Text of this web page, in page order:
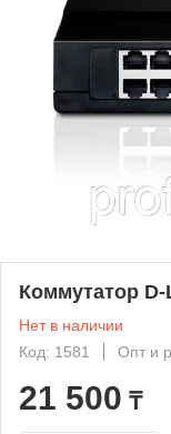
Коммутатор D-
Нет в наличии
Код: 1581
Опт и
21 500 ₸